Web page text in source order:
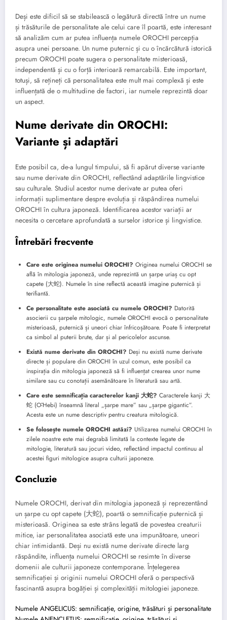
Deși este dificil să se stabilească o legătură directă între un nume
și trăsăturile de personalitate ale celui care îl poartă, este interesant
să analizăm cum ar putea influența numele OROCHI percepția
asupra unei persoane. Un nume puternic și cu o încărcătură istorică
precum OROCHI poate sugera o personalitate misterioasă,
independentă și cu o forță interioară remarcabilă. Este important,
totuși, să rețineți că personalitatea este mult mai complexă și este
influențată de o multitudine de factori, iar numele reprezintă doar
un aspect.
Nume derivate din OROCHI:
Variante și adaptări
Este posibil ca, de-a lungul timpului, să fi apărut diverse variante
sau nume derivate din OROCHI, reflectând adaptările lingvistice
sau culturale. Studiul acestor nume derivate ar putea oferi
informații suplimentare despre evoluția și răspândirea numelui
OROCHI în cultura japoneză. Identificarea acestor variații ar
necesita o cercetare aprofundată a surselor istorice și lingvistice.
Întrebări frecvente
Care este originea numelui OROCHI? Originea numelui OROCHI se
află în mitologia japoneză, unde reprezintă un șarpe uriaș cu opt
capete (大蛇). Numele în sine reflectă această imagine puternică și
terifiantă.
Ce personalitate este asociată cu numele OROCHI? Datorită
asocierii cu șarpele mitologic, numele OROCHI evocă o personalitate
misterioasă, puternică și uneori chiar înfricoșătoare. Poate fi interpretat
ca simbol al puterii brute, dar și al pericolelor ascunse.
Există nume derivate din OROCHI? Deși nu există nume derivate
directe și populare din OROCHI în uzul comun, este posibil ca
inspirația din mitologia japoneză să fi influențat crearea unor nume
similare sau cu conotații asemănătoare în literatură sau artă.
Care este semnificația caracterelor kanji 大蛇? Caracterele kanji 大
蛇 (Ō-Hebi) înseamnă literal „șarpe mare” sau „șarpe gigantic”.
Acesta este un nume descriptiv pentru creatura mitologică.
Se folosește numele OROCHI astăzi? Utilizarea numelui OROCHI în
zilele noastre este mai degrabă limitată la contexte legate de
mitologie, literatură sau jocuri video, reflectând impactul continuu al
acestei figuri mitologice asupra culturii japoneze.
Concluzie
Numele OROCHI, derivat din mitologia japoneză și reprezentând
un șarpe cu opt capete (大蛇), poartă o semnificație puternică și
misterioasă. Originea sa este strâns legată de povestea creaturii
mitice, iar personalitatea asociată este una impunătoare, uneori
chiar intimidantă. Deși nu există nume derivate directe larg
răspândite, influența numelui OROCHI se resimte în diverse
domenii ale culturii japoneze contemporane. Înțelegerea
semnificației și originii numelui OROCHI oferă o perspectivă
fascinantă asupra bogăției și complexității mitologiei japoneze.
Numele ANGELICUS: semnificație, origine, trăsături și personalitate